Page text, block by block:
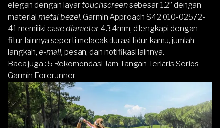
elegan dengan layar touchscreensebesar 1.2” dengan
material metal bezel. Garmin Approach S42 010-02572-
41 memiliki case diameter 43.4mm, dilengkapi dengan
fitur lainnya seperti melacak durasi tidur kamu, jumlah
langkah, e-mail, pesan, dan notifikasi lainnya.
Baca juga : 5 Rekomendasi Jam Tangan Terlaris Series
Garmin Forerunner